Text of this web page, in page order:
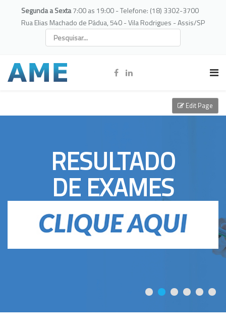
Segunda a Sexta7:00 as 19:00 - Telefone: (18) 3302-3700
Rua Elias Machado de Pádua, 540 - Vila Rodrigues - Assis/SP
RESULTADO
DE EXAMES
Edit Page